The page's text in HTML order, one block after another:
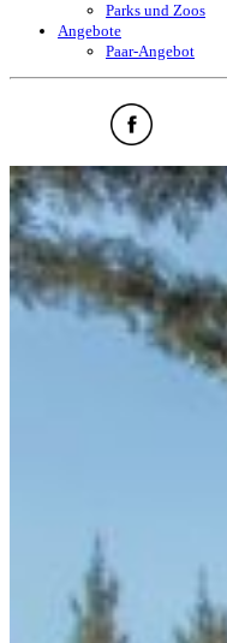
Parks und Zoos
Angebote
Paar-Angebot